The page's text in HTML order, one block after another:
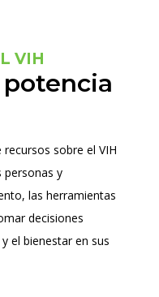
VIH
sobre el VIH
personas y
las herramientas
decisiones
el bienestar en sus